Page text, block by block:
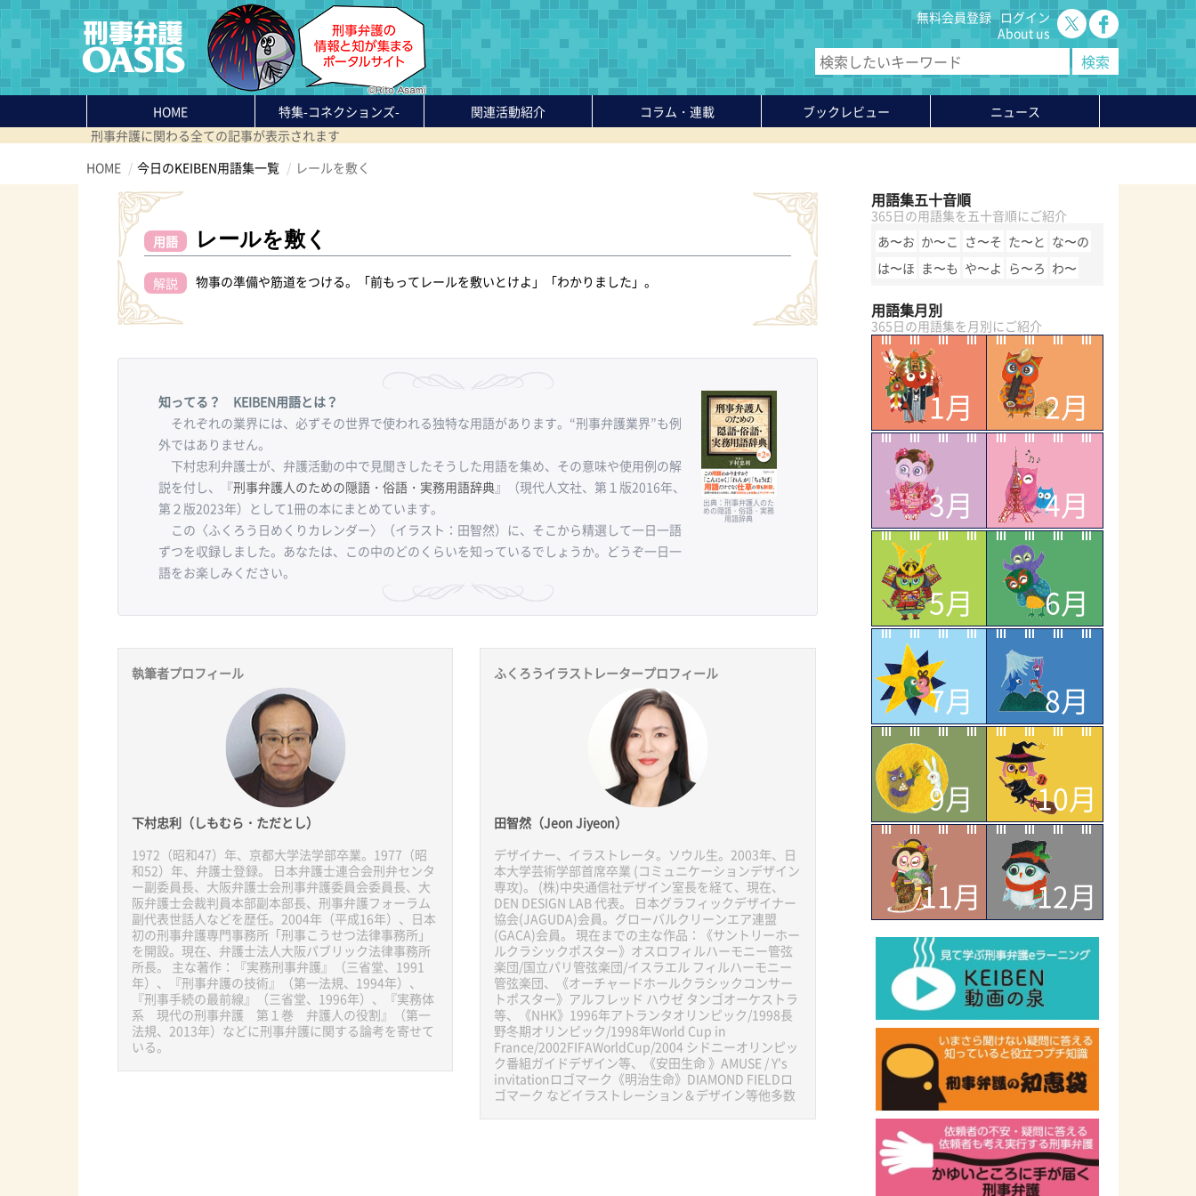
無料会員登録 ログイン
About us
HOME 特集-コネクションズ- 関連活動紹介 コラム・連載 ブックレビュー
ニュース
刑事弁護に関わる全ての記事が表示されます
HOME
今日のKEIBEN用語集一覧 レールを敷く
用語 レールを敷く
解説 物事の準備や筋道をつける。「前もってレールを敷いとけよ」「わかりました」。
知ってる？ KEIBEN用語とは？
それぞれの業界には、必ずその世界で使われる独特な用語があります。“刑事弁護業界”も例
外ではありません。
下村忠利弁護士が、弁護活動の中で見聞きしたそうした用語を集め、その意味や使用例の解
説を付し、『刑事弁護人のための隠語・俗語・実務用語辞典』（現代人文社、第１版2016年、
第２版2023年）として1冊の本にまとめています。
この〈ふくろう日めくりカレンダー〉（イラスト：田智然）に、そこから精選して一日一語
ずつを収録しました。あなたは、この中のどのくらいを知っているでしょうか。どうぞ一日一
語をお楽しみください。
出典：刑事弁護人のた
めの隠語・俗語・実務
用語辞典
執筆者プロフィール
下村忠利（しもむら・ただとし）
1972（昭和47）年、京都大学法学部卒業。1977（昭
和52）年、弁護士登録。 日本弁護士連合会刑弁センタ
ー副委員長、大阪弁護士会刑事弁護委員会委員長、大
阪弁護士会裁判員本部副本部長、刑事弁護フォーラム
副代表世話人などを歴任。2004年（平成16年）、日本
初の刑事弁護専門事務所「刑事こうせつ法律事務所」
を開設。現在、弁護士法人大阪パブリック法律事務所
所長。 主な著作：『実務刑事弁護』（三省堂、1991
年）、『刑事弁護の技術』（第一法規、1994年）、
『刑事手続の最前線』（三省堂、1996年）、『実務体
系 現代の刑事弁護 第１巻 弁護人の役割』（第一
法規、2013年）などに刑事弁護に関する論考を寄せて
いる。
ふくろうイラストレータープロフィール
田智然（Jeon Jiyeon）
デザイナー、イラストレータ。ソウル生。2003年、日
本大学芸術学部首席卒業 (コミュニケーションデザイン
専攻)。 (株)中央通信社デザイン室長を経て、現在、
DEN DESIGN LAB 代表。 日本グラフィックデザイナー
協会(JAGUDA)会員。グローバルクリーンエア連盟
(GACA)会員。 現在までの主な作品：《サントリーホー
ルクラシックポスター》オスロフィルハーモニー管弦
楽団/国立パリ管弦楽団/イスラエル フィルハーモニー
管弦楽団、《オーチャードホールクラシックコンサー
トポスター》アルフレッド ハウゼ タンゴオーケストラ
等、《NHK》1996年アトランタオリンピック/1998長
野冬期オリンピック/1998年World Cup in
France/2002FIFAWorldCup/2004 シドニーオリンピッ
ク番組ガイドデザイン等、《安田生命 》AMUSE / Y's
invitationロゴマーク《明治生命》DIAMOND FIELDロ
ゴマーク などイラストレーション＆デザイン等他多数
用語集五十音順
365日の用語集を五十音順にご紹介
あ〜お か〜こ さ〜そ た〜と な〜の
は〜ほ ま〜も や〜よ ら〜ろ わ〜
用語集月別
365日の用語集を月別にご紹介
1月 2月
3月 4月
5月 6月
7月 8月
9月 10月
11月 12月